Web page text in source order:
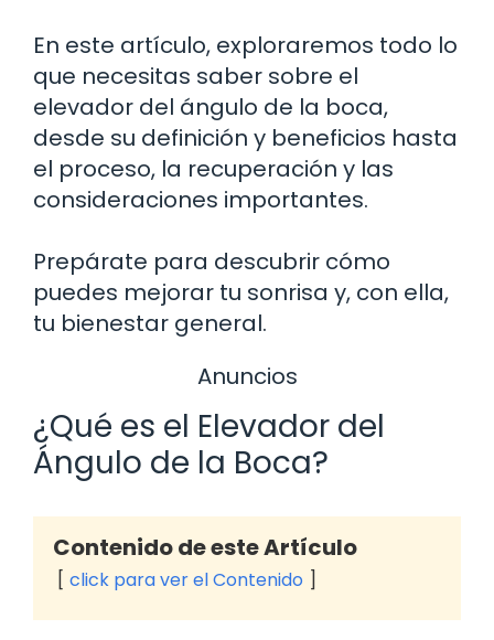
En este artículo, exploraremos todo lo
que necesitas saber sobre el
elevador del ángulo de la boca,
desde su definición y beneficios hasta
el proceso, la recuperación y las
consideraciones importantes.
Prepárate para descubrir cómo
puedes mejorar tu sonrisa y, con ella,
tu bienestar general.
Anuncios
¿Qué es el Elevador del
Ángulo de la Boca?
Contenido de este Artículo
click para ver el Contenido